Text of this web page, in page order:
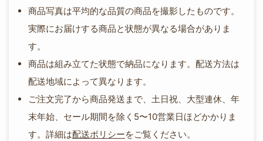
商品写真は平均的な品質の商品を撮影したものです。
実際にお届けする商品と状態が異なる場合がありま
す。
商品は組み立てた状態で納品になります。配送方法は
配送地域によって異なります。
ご注文完了から商品発送まで、土日祝、大型連休、年
末年始、セール期間を除く5〜10営業日ほどかかりま
す。詳細は配送ポリシーをご覧ください。